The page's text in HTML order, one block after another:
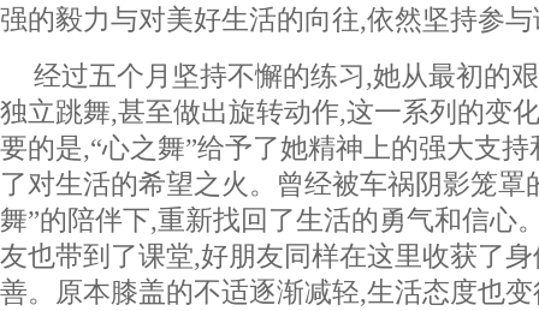
强的毅力与对美好生活的向往,依然坚持参
经过五个月坚持不懈的练习,她从最初的
独立跳舞,甚至做出旋转动作,这一系列的变
要的是,“心之舞”给予了她精神上的强大支
了对生活的希望之火。曾经被车祸阴影笼罩
舞”的陪伴下,重新找回了生活的勇气和信心
友也带到了课堂,好朋友同样在这里收获了
善。原本膝盖的不适逐渐减轻,生活态度也